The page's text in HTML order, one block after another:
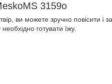
3159o
ви можете зручно повісити і
готувати їжу.